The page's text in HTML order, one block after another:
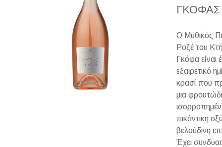
ΓΚΟΦΑΣ
Ο Μυθικός
Ροζέ του
Γκόφα είναι
εξαιρετικό
κρασί που
μια
πικάντικη
βελούδινη
Έχει